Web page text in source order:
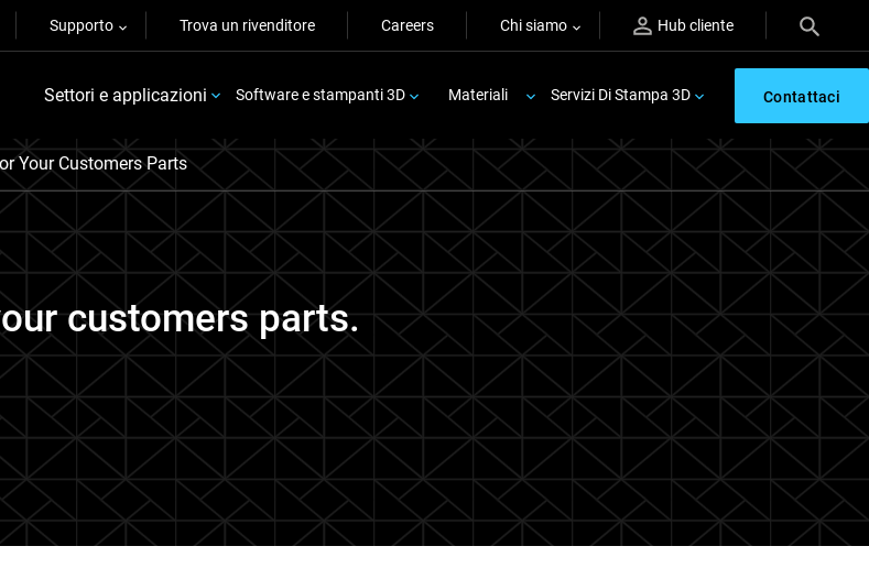
Supporto Trova un rivenditore Careers Chi siamo Hub cliente
Settori e applicazioni Software e stampanti 3D Materiali Servizi Di Stampa 3D Contattaci
Your Customers Parts
customers parts.